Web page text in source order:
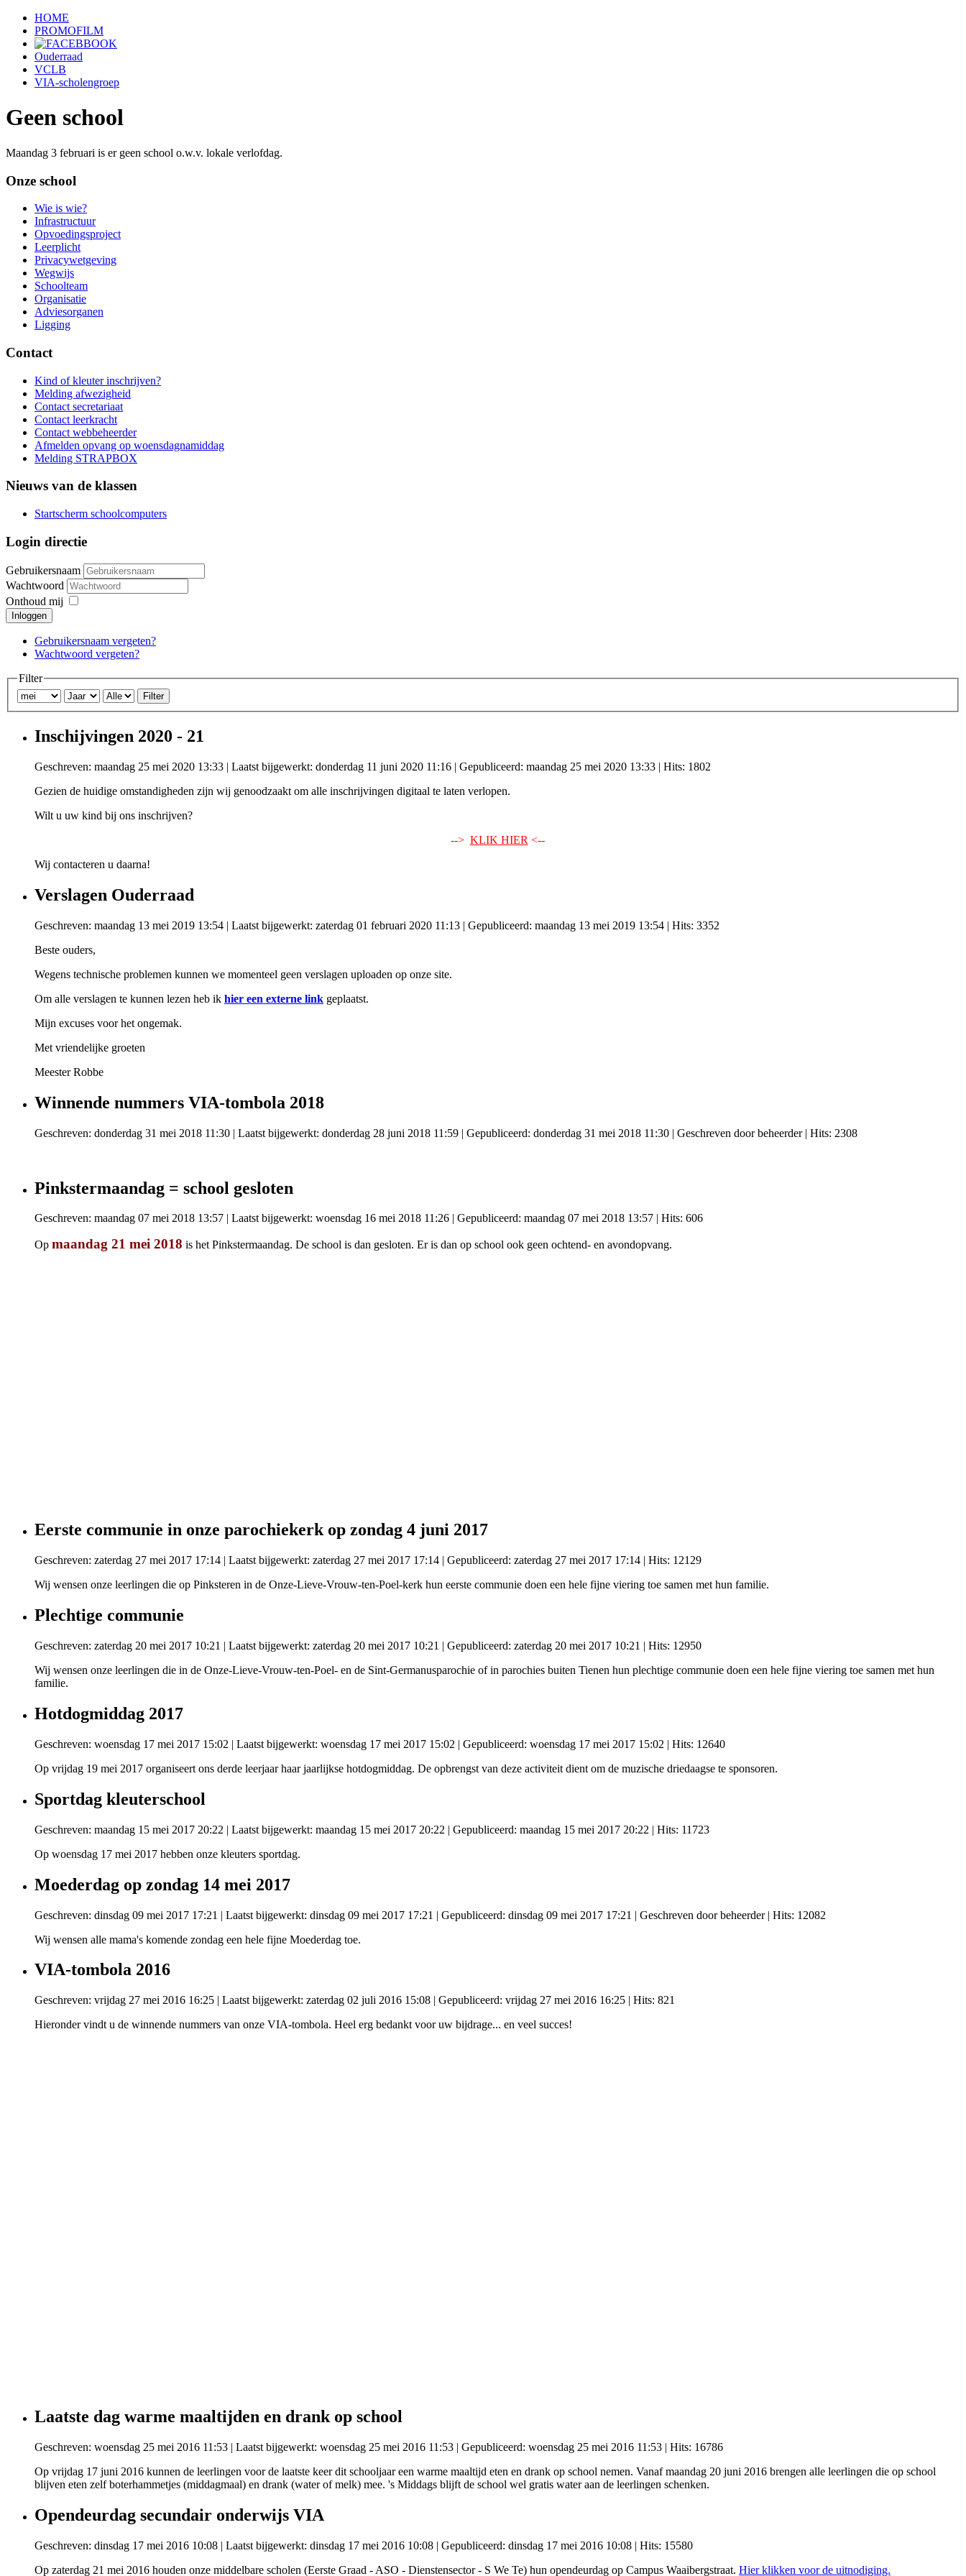
HOME
PROMOFILM
Ouderraad
VCLB
VIA-scholengroep
Geen school
Maandag 3 februari is er geen school o.w.v. lokale verlofdag.
Onze school
Wie is wie?
Infrastructuur
Opvoedingsproject
Leerplicht
Privacywetgeving
Wegwijs
Schoolteam
Organisatie
Adviesorganen
Ligging
Contact
Kind of kleuter inschrijven?
Melding afwezigheid
Contact secretariaat
Contact leerkracht
Contact webbeheerder
Afmelden opvang op woensdagnamiddag
Melding STRAPBOX
Nieuws van de klassen
Startscherm schoolcomputers
Login directie
Gebruikersnaam
Wachtwoord
Onthoud mij
Inloggen
Gebruikersnaam vergeten?
Wachtwoord vergeten?
Filter
Filter
Inschijvingen 2020 - 21
Geschreven: maandag 25 mei 2020 13:33 | Laatst bijgewerkt: donderdag 11 juni 2020 11:16 | Gepubliceerd: maandag 25 mei 2020 13:33 | Hits: 1802
Gezien de huidige omstandigheden zijn wij genoodzaakt om alle inschrijvingen digitaal te laten verlopen.
Wilt u uw kind bij ons inschrijven?
--> KLIK HIER <--
Wij contacteren u daarna!
Verslagen Ouderraad
Geschreven: maandag 13 mei 2019 13:54 | Laatst bijgewerkt: zaterdag 01 februari 2020 11:13 | Gepubliceerd: maandag 13 mei 2019 13:54 | Hits: 3352
Beste ouders,
Wegens technische problemen kunnen we momenteel geen verslagen uploaden op onze site.
Om alle verslagen te kunnen lezen heb ik hier een externe link geplaatst.
Mijn excuses voor het ongemak.
Met vriendelijke groeten
Meester Robbe
Winnende nummers VIA-tombola 2018
Geschreven: donderdag 31 mei 2018 11:30 | Laatst bijgewerkt: donderdag 28 juni 2018 11:59 | Gepubliceerd: donderdag 31 mei 2018 11:30 | Geschreven door beheerder| Hits: 2308
Pinkstermaandag = school gesloten
Geschreven: maandag 07 mei 2018 13:57 Laatst bijgewerkt: woensdag 16 mei 2018 11:26 Gepubliceerd: maandag 07 mei 2018 13:57 | Hits: 606
Op maandag 21 mei 2018 is het Pinkstermaandag. De school is dan gesloten. Er is dan op school ook geen ochtend- en avondopvang.
Eerste communie in onze parochiekerk op zondag 4 juni 2017
Geschreven: zaterdag 27 mei 2017 17:14 | Laatst bijgewerkt: zaterdag 27 mei 2017 17:14 | Gepubliceerd: zaterdag 27 mei 2017 17:14 | Hits: 12129
Wij wensen onze leerlingen die op Pinksteren in de Onze-Lieve-Vrouw-ten-Poel-kerk hun eerste communie doen een hele fijne viering toe samen met hun familie.
Plechtige communie
Geschreven: zaterdag 20 mei 2017 10:21 | Laatst bijgewerkt: zaterdag 20 mei 2017 10:21 | Gepubliceerd: zaterdag 20 mei 2017 10:21 | Hits: 12950
Wij wensen onze leerlingen die in de Onze-Lieve-Vrouw-ten-Poel- en de Sint-Germanusparochie of in parochies buiten Tienen hun plechtige communie doen een hele fijne viering toe samen met hun
familie.
Hotdogmiddag 2017
Geschreven: woensdag 17 mei 2017 15:02 | Laatst bijgewerkt: woensdag 17 mei 2017 15:02 | Gepubliceerd: woensdag 17 mei 2017 15:02 | Hits: 12640
Op vrijdag 19 mei 2017 organiseert ons derde leerjaar haar jaarlijkse hotdogmiddag. De opbrengst van deze activiteit dient om de muzische driedaagse te sponsoren.
Sportdag kleuterschool
Geschreven: maandag 15 mei 2017 20:22 | Laatst bijgewerkt: maandag 15 mei 2017 20:22 | Gepubliceerd: maandag 15 mei 2017 20:22 | Hits: 11723
Op woensdag 17 mei 2017 hebben onze kleuters sportdag.
Moederdag op zondag 14 mei 2017
Geschreven: dinsdag 09 mei 2017 17:21 | Laatst bijgewerkt: dinsdag 09 mei 2017 17:21 | Gepubliceerd: dinsdag 09 mei 2017 17:21 | Geschreven door beheerder| Hits: 12082
Wij wensen alle mama's komende zondag een hele fijne Moederdag toe.
VIA-tombola 2016
Geschreven: vrijdag 27 mei 2016 16:25 | Laatst bijgewerkt: zaterdag 02 juli 2016 15:08 | Gepubliceerd: vrijdag 27 mei 2016 16:25 | Hits: 821
Hieronder vindt u de winnende nummers van onze VIA-tombola. Heel erg bedankt voor uw bijdrage... en veel succes!
Laatste dag warme maaltijden en drank op school
Geschreven: woensdag 25 mei 2016 11:53 | Laatst bijgewerkt: woensdag 25 mei 2016 11:53 | Gepubliceerd: woensdag 25 mei 2016 11:53 | Hits: 16786
Op vrijdag 17 juni 2016 kunnen de leerlingen voor de laatste keer dit schooljaar een warme maaltijd eten en drank op school nemen. Vanaf maandag 20 juni 2016 brengen alle leerlingen die op school
blijven eten zelf boterhammetjes (middagmaal) en drank (water of melk) mee. 's Middags blijft de school wel gratis water aan de leerlingen schenken.
Opendeurdag secundair onderwijs VIA
Geschreven: dinsdag 17 mei 2016 10:08 | Laatst bijgewerkt: dinsdag 17 mei 2016 10:08 | Gepubliceerd: dinsdag 17 mei 2016 10:08 | Hits: 15580
Op zaterdag 21 mei 2016 houden onze middelbare scholen (Eerste Graad - ASO - Dienstensector - S We Te) hun opendeurdag op Campus Waaibergstraat. Hier klikken voor de uitnodiging.